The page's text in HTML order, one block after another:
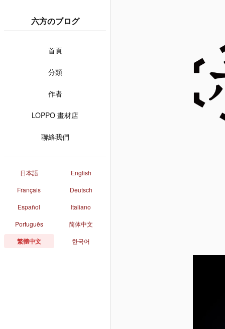
六方のブログ
首頁
分類
作者
LOPPO 畫材店
聯絡我們
日本語
English
Français
Deutsch
Español
Italiano
Português
简体中文
繁體中文 한국어